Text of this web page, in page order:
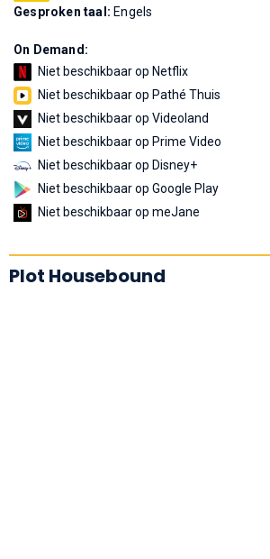
Gesproken taal: Engels
On Demand:
Niet beschikbaar op Netflix
Niet beschikbaar op Pathé Thuis
Niet beschikbaar op Videoland
Niet beschikbaar op Prime Video
Niet beschikbaar op Disney+
Niet beschikbaar op Google Play
Niet beschikbaar op meJane
Plot Housebound